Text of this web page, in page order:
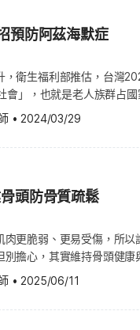
暫停、重新調整生活的步
宅在家追劇滑手機的沙發馬鈴薯
心理學會(The British
素。雖然工作壓力不見了
那麼容易可以調整過來的
意孤立自己，
isolation)往往是惡化
。另外，退休後的生活習
，退
身分認同被剝奪了，這尤
努力不再被重視了，且通
過去，焦慮及煩躁就會一一
因為有了很多時間，但卻
慣，就容易流失肌肉，尤
人往往食慾差，食量小，因
紀增加而改變，因此也可
生長因子(Insulin-like
居家預防和改善療法 肌少症的
肉的質量和力量，因為若
或阻力訓練
頭、韌帶和肌腱，對整體
、肩膀和背部等，可以的
，專家建議每餐攝取約
果、藜麥等等，可以幫助建
osteoporesis
，醫師可能會建議患者做
況，您可以告知醫師您所
指示。 2. 練習凱格爾運
，例如凱格爾運動就很有
1次，再來漸漸拉長每次
者知道上廁所的時間，並
問題，所以您的幫助很重
是很重要的。 若您有任何
預防阿茲海默症
，衛生福利部推估，台灣
會」，也就是老人族群占
)可以說是老人的通病，而
最主要原因。因此，如何有
會(Alzheimer’s
人得失智症，到了2050年
會(Taiwan Alzheimer’s
增加36人的速度成長，因
阿茲海默症的5個方法 1. 有
己喜歡的運動，像是到公
• 2024/03/29
頭防骨質疏鬆
肉更脆弱、更易受傷，所
別擔心，其實維持骨頭健康
開始練習做重量訓練就好
助強健骨頭。 重量訓練是
年輕人專屬喔！根據美國
• 2025/06/11